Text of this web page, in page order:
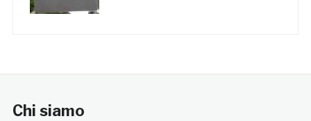
Chi siamo